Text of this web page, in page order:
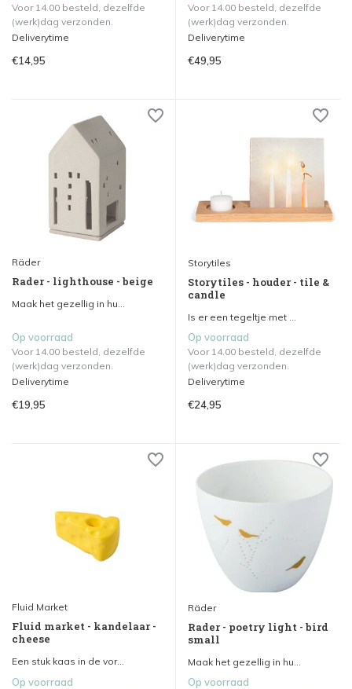
Voor 14.00 besteld, dezelfde
(werk)dag verzonden.
Deliverytime
€14,95
Voor 14.00 besteld, dezelfde
(werk)dag verzonden.
Deliverytime
€49,95
Räder
Rader - lighthouse - beige
Maak het gezellig in hu...
Op voorraad
Voor 14.00 besteld, dezelfde
(werk)dag verzonden.
Deliverytime
€19,95
Storytiles
Storytiles - houder - tile &
candle
Is er een tegeltje met ...
Op voorraad
Voor 14.00 besteld, dezelfde
(werk)dag verzonden.
Deliverytime
€24,95
Fluid Market
Fluid market - kandelaar -
cheese
Een stuk kaas in de vor...
Op voorraad
Räder
Rader - poetry light - bird
small
Maak het gezellig in hu...
Op voorraad